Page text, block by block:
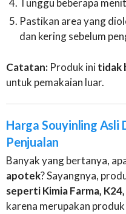
Tunggu beberapa
Pastikan area yang
dan kering sebelum
Catatan: Produk initidak
untuk pemakaian luar.
Harga Souyinling Asli
Penjualan
Banyak yang bertanya,
apotek? Sayangnya,
seperti Kimia Farma,
karena merupakan